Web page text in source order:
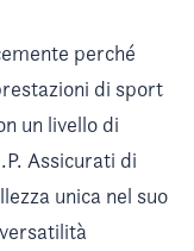
perché
di sport
un livello di
Assicurati di
unica nel suo